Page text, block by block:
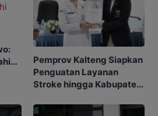
Pemprov Kalteng Siapkan
Penguatan Layanan
Stroke hingga Kabupaten